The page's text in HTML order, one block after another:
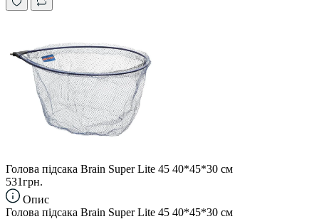
Голова підсака Brain Super Lite 45 40*45*30 см
531грн.
Опис
Голова підсака Brain Super Lite 45 40*45*30 см